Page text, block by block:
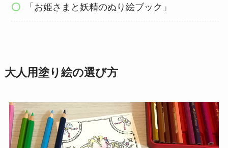
「お姫さまと妖精のぬり絵ブック」
大人用塗り絵の選び方